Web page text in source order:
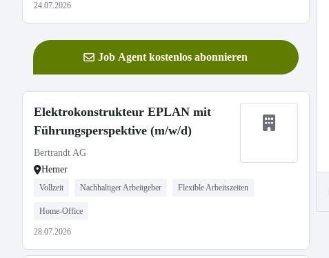
24.07.2026
Job Agent kostenlos abonnieren
Elektrokonstrukteur EPLAN mit
Führungsperspektive (m/w/d)
Bertrandt AG
Hemer
Vollzeit Nachhaltiger Arbeitgeber Flexible Arbeitszeiten
Home-Office
28.07.2026